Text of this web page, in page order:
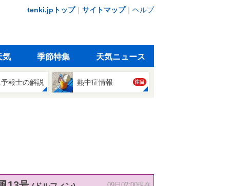
tenki.jpトップ｜ サイトマップ｜ ヘルプ
気 季節特集 天気ニュース
報士の解説 熱中症情報 注目